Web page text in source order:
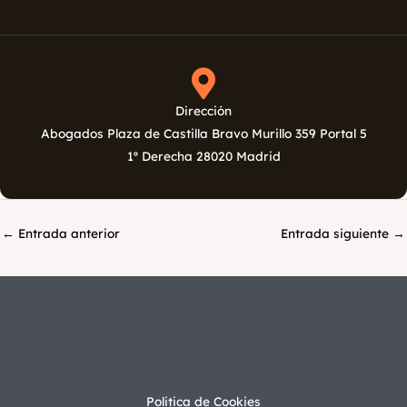
Dirección
Abogados Plaza de Castilla Bravo Murillo 359 Portal 5
1º Derecha 28020 Madrid
← Entrada anterior Entrada siguiente →
Politica de Cookies